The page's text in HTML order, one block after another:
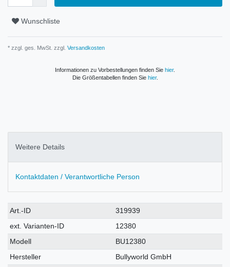
Wunschliste
* zzgl. ges. MwSt. zzgl. Versandkosten
Informationen zu Vorbestellungen finden Sie hier.
Die Größentabellen finden Sie hier.
Weitere Details
Kontaktdaten / Verantwortliche Person
Technisches
Merkmal
Wert
Art.-ID
319939
ext. Varianten-ID
12380
Modell
BU12380
Hersteller
Bullyworld GmbH